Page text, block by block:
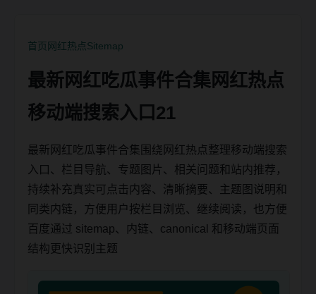
首页网红热点Sitemap
最新网红吃瓜事件合集网红热点
移动端搜索入口21
最新网红吃瓜事件合集围绕网红热点整理移动端搜索
入口、栏目导航、专题图片、相关问题和站内推荐，
持续补充真实可点击内容、清晰摘要、主题图说明和
同类内链，方便用户按栏目浏览、继续阅读，也方便
百度通过 sitemap、内链、canonical 和移动端页面
结构更快识别主题